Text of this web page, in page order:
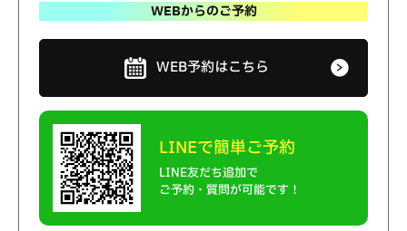
WEBからのご予約
WEB予約はこちら
LINEで簡単ご予約
LINE友だち追加で
ご予約・質問が可能です！